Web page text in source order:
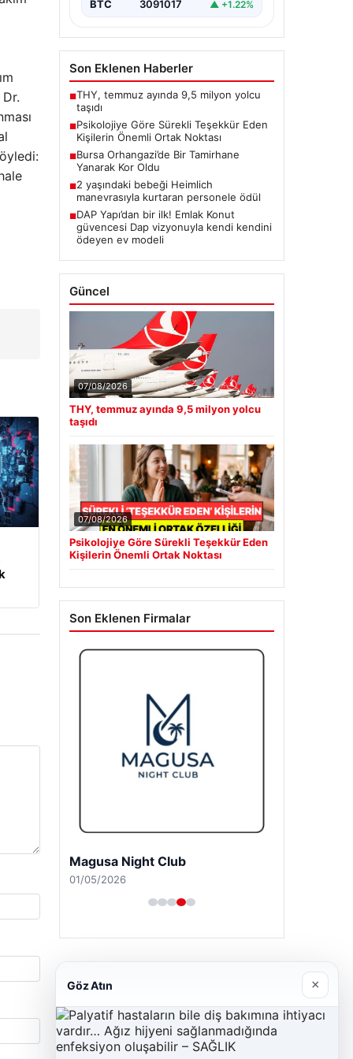
BTC 3091017 ▲ +1.22%
Son Eklenen Haberler
■THY, temmuz ayında 9,5 milyon yolcu
taşıdı
■Psikolojiye Göre Sürekli Teşekkür Eden
Kişilerin Önemli Ortak Noktası
■Bursa Orhangazi’de Bir Tamirhane
Yanarak Kor Oldu
■2 yaşındaki bebeği Heimlich
manevrasıyla kurtaran personele ödül
■DAP Yapı’dan bir ilk! Emlak Konut
güvencesi Dap vizyonuyla kendi kendini
ödeyen ev modeli
Güncel
07/08/2026
THY, temmuz ayında 9,5 milyon yolcu
taşıdı
07/08/2026
Psikolojiye Göre Sürekli Teşekkür Eden
Kişilerin Önemli Ortak Noktası
Son Eklenen Firmalar
Magusa Night Club
01/05/2026
Göz Atın ×